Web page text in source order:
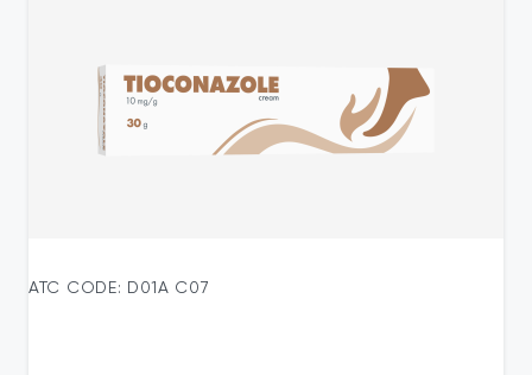
ATC CODE: D01A C07